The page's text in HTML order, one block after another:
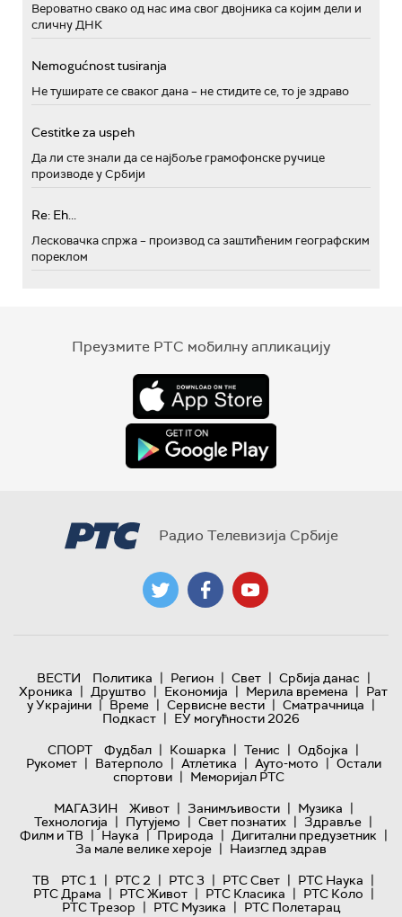
Вероватно свако од нас има свог двојника са којим дели и
сличну ДНК
Nemogućnost tusiranja
Не туширате се сваког дана – не стидите се, то је здраво
Cestitke za uspeh
Да ли сте знали да се најбоље грамофонске ручице
производе у Србији
Re: Eh...
Лесковачка спржа – производ са заштићеним географским
пореклом
Преузмите РТС мобилну апликацију
Радио Телевизија Србије
ВЕСТИ Политика | Регион | Свет | Србија данас |
Хроника | Друштво | Економија | Мерила времена | Рат
у Украјини | Време | Сервисне вести | Сматрачница |
Подкаст | ЕУ могућности 2026
СПОРТ
Фудбал | Кошарка | Тенис | Одбојка |
Рукомет | Ватерполо | Атлетика | Ауто-мото | Остали
спортови | Меморијал РТС
МАГАЗИН
Живот | Занимљивости | Музика |
Технологијa | Путујемо | Свет познатих | Здравље |
Филм и ТВ | Наука | Природа | Дигитални предузетник |
За мале велике хероје | Наизглед здрав
ТВ
РТС 1 | РТС 2 | РТС 3 | РТС Свет | РТС Наука |
РТС Драма | РТС Живот | РТС Класика | РТС Коло |
РТС Трезор | РТС Музика | РТС Полетарац